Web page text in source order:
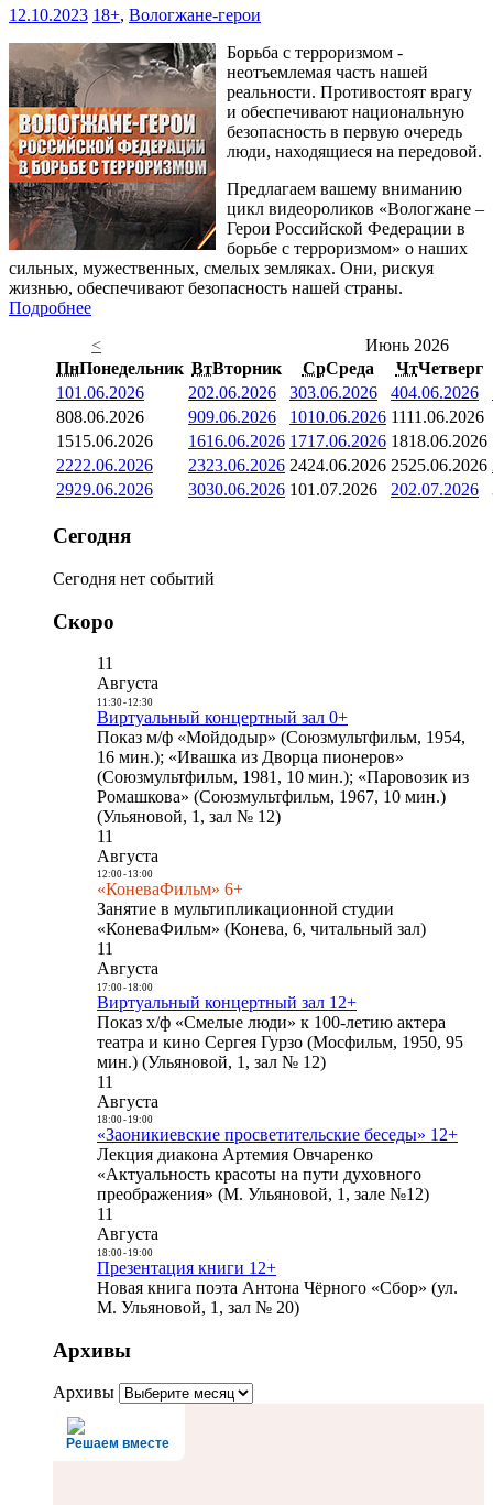
12.10.2023 18+, Вологжане-герои
Борьба с терроризмом -
неотъемлемая часть нашей
реальности. Противостоят врагу
и обеспечивают национальную
безопасность в первую очередь
люди, находящиеся на передовой.
Предлагаем вашему вниманию
цикл видеороликов «Вологжане –
Герои Российской Федерации в
борьбе с терроризмом» о наших
сильных, мужественных, смелых земляках. Они, рискуя
жизнью, обеспечивают безопасность нашей страны.
Подробнее
<
Июнь 2026
ПнПонедельник ВтВторник СрСреда ЧтЧетверг
101.06.2026 202.06.2026 303.06.2026 404.06.2026
808.06.2026 909.06.2026 1010.06.2026 1111.06.2026
1515.06.2026 1616.06.2026 1717.06.2026 1818.06.2026
2222.06.2026 2323.06.2026 2424.06.2026 2525.06.2026
2929.06.2026 3030.06.2026 101.07.2026 202.07.2026
Сегодня
Сегодня нет событий
Скоро
11
Августа
11:30- 12:30
Виртуальный концертный зал 0+
Показ м/ф «Мойдодыр» (Союзмультфильм, 1954,
16 мин.); «Ивашка из Дворца пионеров»
(Союзмультфильм, 1981, 10 мин.); «Паровозик из
Ромашкова» (Союзмультфильм, 1967, 10 мин.)
(Ульяновой, 1, зал № 12)
11
Августа
12:00- 13:00
«КоневаФильм» 6+
Занятие в мультипликационной студии
«КоневаФильм» (Конева, 6, читальный зал)
11
Августа
17:00- 18:00
Виртуальный концертный зал 12+
Показ х/ф «Смелые люди» к 100-летию актера
театра и кино Сергея Гурзо (Мосфильм, 1950, 95
мин.) (Ульяновой, 1, зал № 12)
11
Августа
18:00- 19:00
«Заоникиевские просветительские беседы» 12+
Лекция диакона Артемия Овчаренко
«Актуальность красоты на пути духовного
преображения» (М. Ульяновой, 1, зале №12)
11
Августа
18:00- 19:00
Презентация книги 12+
Новая книга поэта Антона Чёрного «Сбор» (ул.
М. Ульяновой, 1, зал № 20)
Архивы
Архивы
Решаем вместе